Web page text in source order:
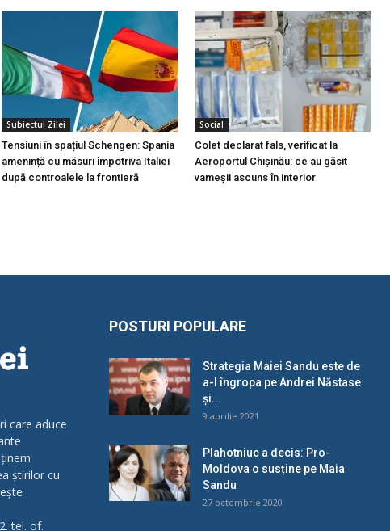
Subiectul Zilei
Tensiuni în spațiul Schengen: Spania
amenință cu măsuri împotriva Italiei
după controalele la frontieră
Social
Colet declarat fals, verificat la
Aeroportul Chișinău: ce au găsit
vameșii ascuns în interior
care aduce
știrilor cu
tel. of.
POSTURI POPULARE
Strategia Maiei Sandu este de
a-l îngropa pe Andrei Năstase
și...
9 aprilie 2021
Plahotniuc a decis: Pro-
Moldova o susține pe Maia
Sandu
27 octombrie 2020